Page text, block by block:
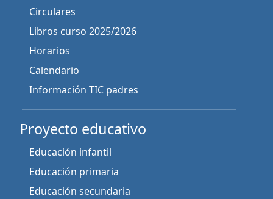
Circulares
Libros curso 2025/2026
Horarios
Calendario
Información TIC padres
Proyecto educativo
Educación infantil
Educación primaria
Educación secundaria